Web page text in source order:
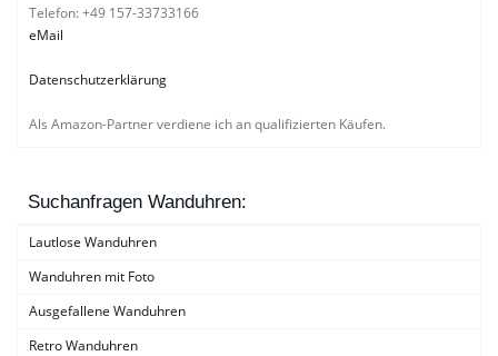
Telefon: +49 157-33733166
eMail
Datenschutzerklärung
Als Amazon-Partner verdiene ich an qualifizierten Käufen.
Suchanfragen Wanduhren:
Lautlose Wanduhren
Wanduhren mit Foto
Ausgefallene Wanduhren
Retro Wanduhren